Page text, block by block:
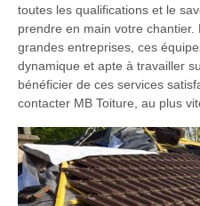
toutes les qualifications et le
prendre en main votre
grandes entreprises, ces
dynamique et apte à travailler
bénéficier de ces services
contacter MB Toiture, au plus